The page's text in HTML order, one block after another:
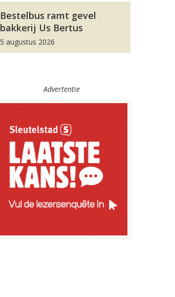
Bestelbus ramt gevel
bakkerij Us Bertus
5 augustus 2026
Advertentie